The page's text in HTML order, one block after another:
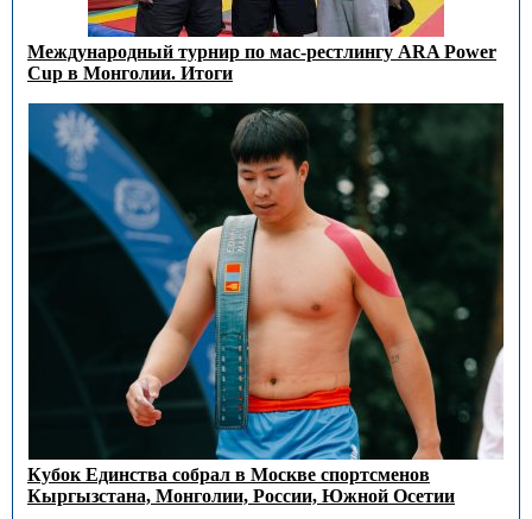
Международный турнир по мас-рестлингу ARA Power
Cup в Монголии. Итоги
Кубок Единства собрал в Москве спортсменов
Кыргызстана, Монголии, России, Южной Осетии